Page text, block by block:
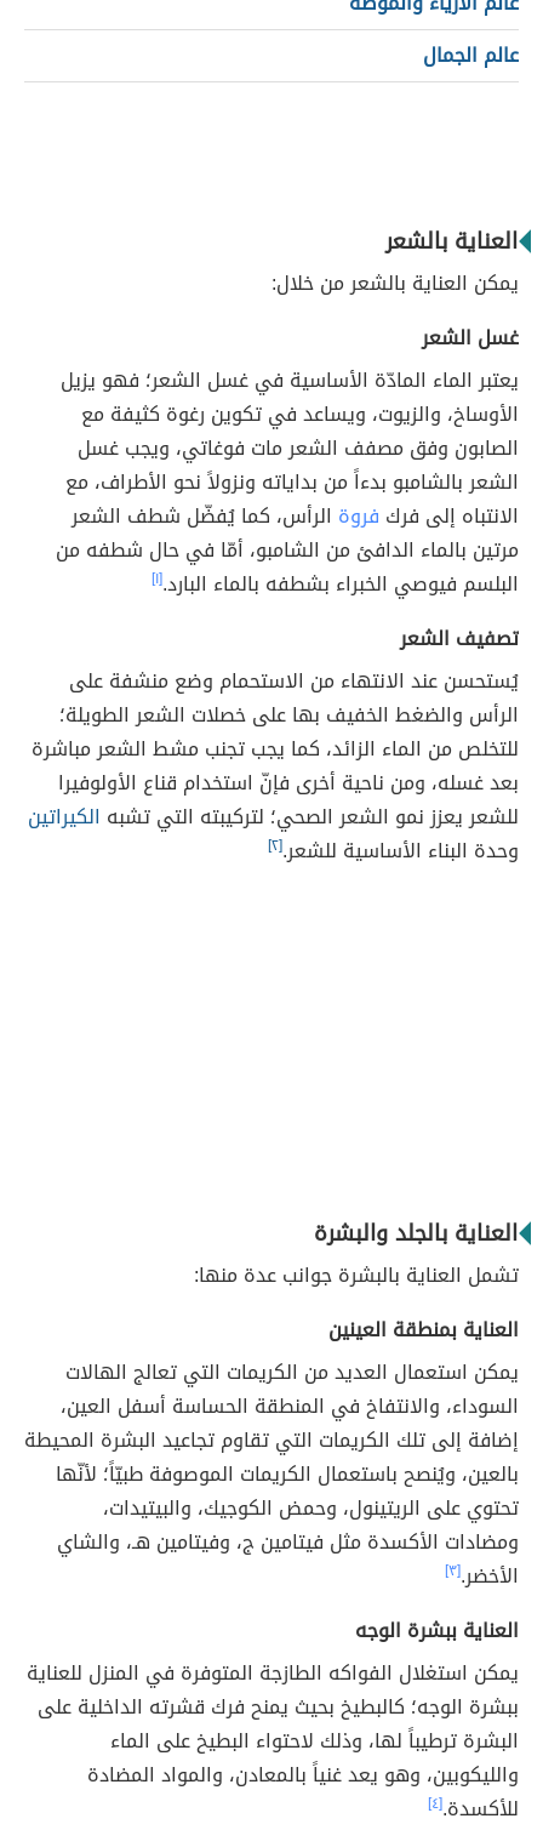
عالم الجمال
العناية بالشعر
يمكن العناية بالشعر من خلال:
غسل الشعر
يعتبر الماء المادّة الأساسية في غسل الشعر؛ فهو يزيل
الأوساخ، والزيوت، ويساعد في تكوين رغوة كثيفة مع
الصابون وفق مصفف الشعر مات فوغاتي، ويجب غسل
الشعر بالشامبو بدءاً من بداياته ونزولاً نحو الأطراف، مع
الانتباه إلى فرك فروة الرأس، كما يُفضّل شطف الشعر
مرتين بالماء الدافئ من الشامبو، أمّا في حال شطفه من
البلسم فيوصي الخبراء بشطفه بالماء البارد.[١]
تصفيف الشعر
يُستحسن عند الانتهاء من الاستحمام وضع منشفة على
الرأس والضغط الخفيف بها على خصلات الشعر الطويلة؛
للتخلص من الماء الزائد، كما يجب تجنب مشط الشعر مباشرة
بعد غسله، ومن ناحية أخرى فإنّ استخدام قناع الأولوفيرا
للشعر يعزز نمو الشعر الصحي؛ لتركيبته التي تشبه الكيراتين
وحدة البناء الأساسية للشعر.[٢]
العناية بالجلد والبشرة
تشمل العناية بالبشرة جوانب عدة منها:
العناية بمنطقة العينين
يمكن استعمال العديد من الكريمات التي تعالج الهالات
السوداء، والانتفاخ في المنطقة الحساسة أسفل العين،
إضافة إلى تلك الكريمات التي تقاوم تجاعيد البشرة المحيطة
بالعين، ويُنصح باستعمال الكريمات الموصوفة طبيّاً؛ لأنّها
تحتوي على الريتينول، وحمض الكوجيك، والبيتيدات،
ومضادات الأكسدة مثل فيتامين ج، وفيتامين هـ، والشاي
الأخضر.[٣]
العناية ببشرة الوجه
يمكن استغلال الفواكه الطازجة المتوفرة في المنزل للعناية
ببشرة الوجه؛ كالبطيخ بحيث يمنح فرك قشرته الداخلية على
البشرة ترطيباً لها، وذلك لاحتواء البطيخ على الماء
والليكوبين، وهو يعد غنياً بالمعادن، والمواد المضادة
للأكسدة.[٤]